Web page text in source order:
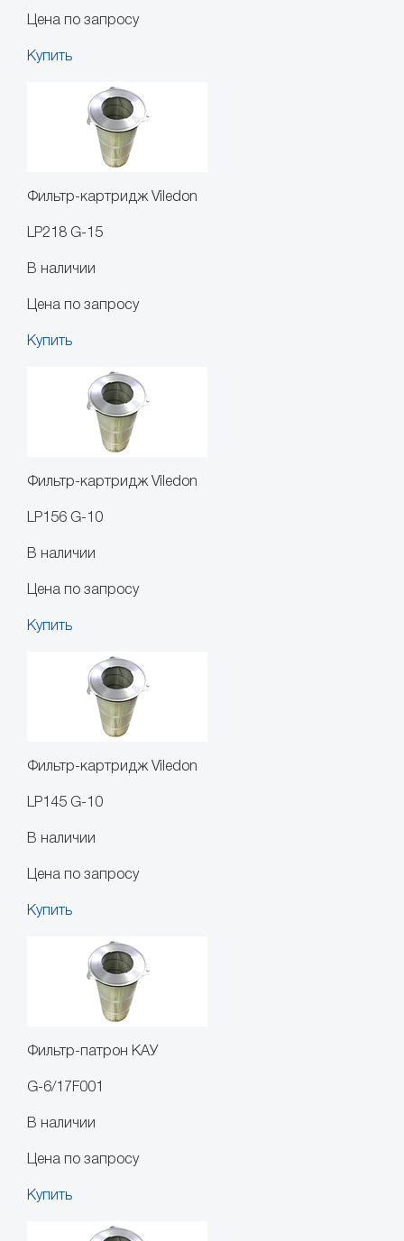
Цена по запросу
Купить
Фильтр-картридж Viledon
LP218 G-15
В наличии
Цена по запросу
Купить
Фильтр-картридж Viledon
LP156 G-10
В наличии
Цена по запросу
Купить
Фильтр-картридж Viledon
LP145 G-10
В наличии
Цена по запросу
Купить
Фильтр-патрон КАУ
G-6/17F001
В наличии
Цена по запросу
Купить